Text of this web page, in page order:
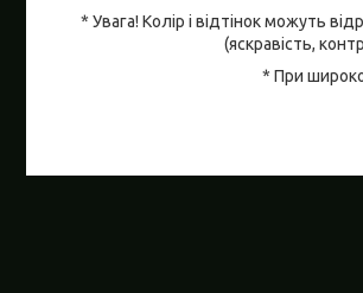
* Увага! Колір і відтінок можуть
(яскравість,
* При